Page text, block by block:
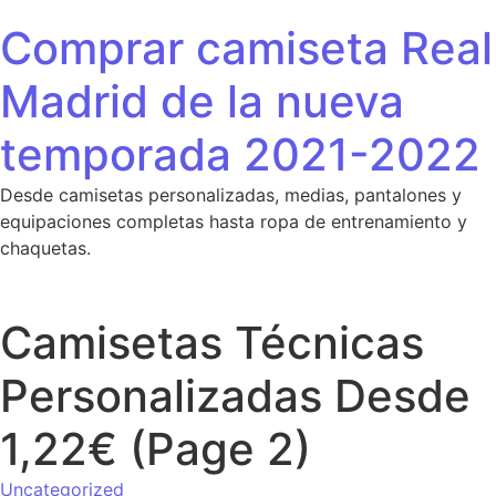
Comprar camiseta Real
Madrid de la nueva
temporada 2021-2022
Desde camisetas personalizadas, medias, pantalones y
equipaciones completas hasta ropa de entrenamiento y
chaquetas.
Camisetas Técnicas
Personalizadas Desde
1,22€ (Page 2)
Uncategorized